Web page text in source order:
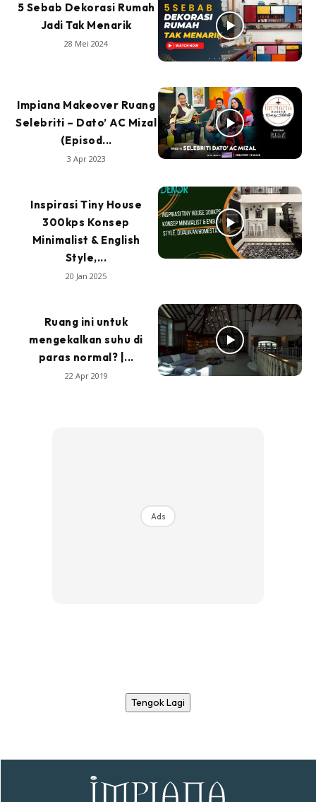
5 Sebab Dekorasi Rumah
Jadi Tak Menarik
28 Mei 2024
Impiana Makeover Ruang
Selebriti – Dato’ AC Mizal
(Episod...
3 Apr 2023
Inspirasi Tiny House
300kps Konsep
Minimalist & English
Style,...
20 Jan 2025
Ruang ini untuk
mengekalkan suhu di
paras normal? |...
22 Apr 2019
Ads
Tengok Lagi